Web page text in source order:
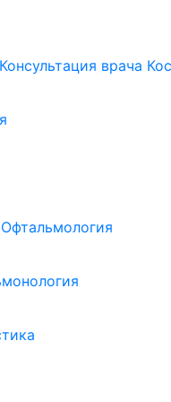
Консультация врача
Офтальмология